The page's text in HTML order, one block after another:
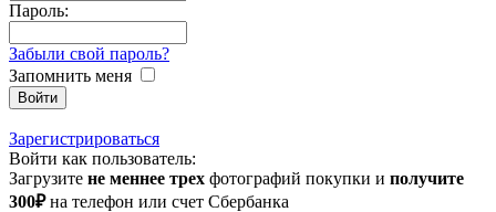
Пароль:
Забыли свой пароль?
Запомнить меня
Зарегистрироваться
Войти как пользователь:
Загрузите не меннее трех фотографий покупки и получите
300₽на телефон или счет Сбербанка